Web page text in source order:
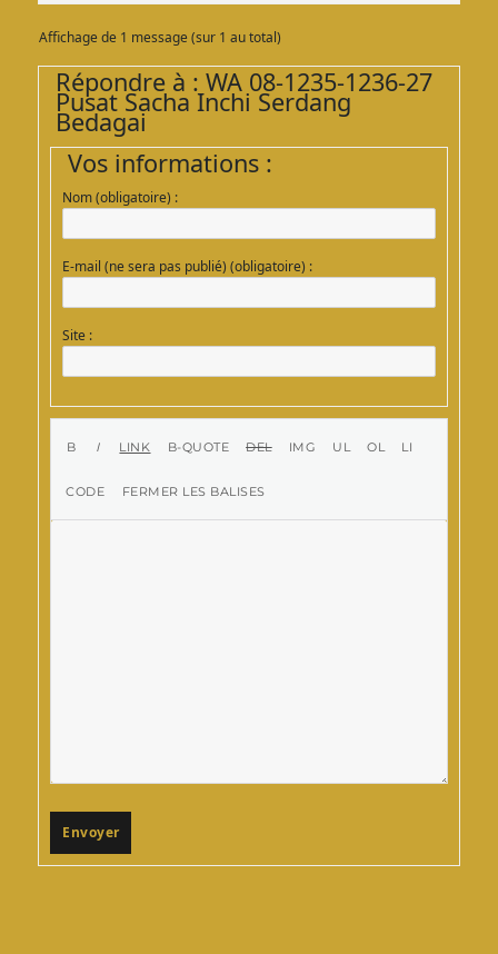
Affichage de 1 message (sur 1 au total)
Répondre à : WA 08-1235-1236-27
Pusat Sacha Inchi Serdang
Bedagai
Vos informations :
Nom (obligatoire) :
E-mail (ne sera pas publié) (obligatoire) :
Site :
Envoyer